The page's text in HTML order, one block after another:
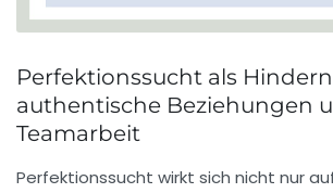
Perfektionssucht als
authentische Beziehungen
Teamarbeit
Perfektionssucht wirkt sich nicht nur